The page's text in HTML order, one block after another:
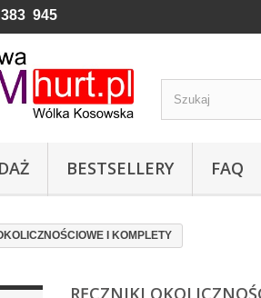
945
BESTSELLERY FAQ
I KOMPLETY
RĘCZNIKI